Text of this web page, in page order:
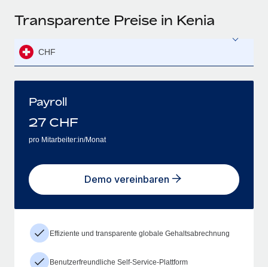
Transparente Preise in Kenia
CHF
Payroll
27 CHF
pro Mitarbeiter:in/Monat
Demo vereinbaren
Effiziente und transparente globale Gehaltsabrechnung
Benutzerfreundliche Self-Service-Plattform